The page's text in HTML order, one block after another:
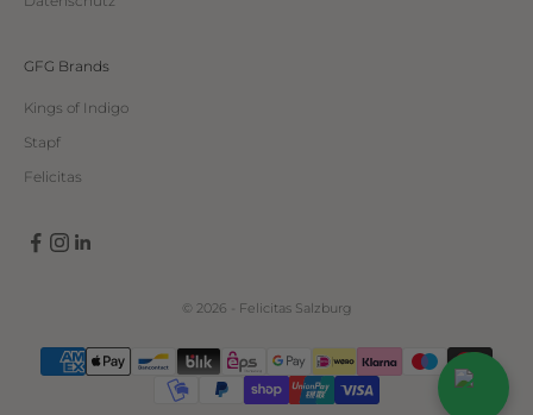
GFG Brands
Kings of Indigo
Stapf
Felicitas
© 2026 - Felicitas Salzburg